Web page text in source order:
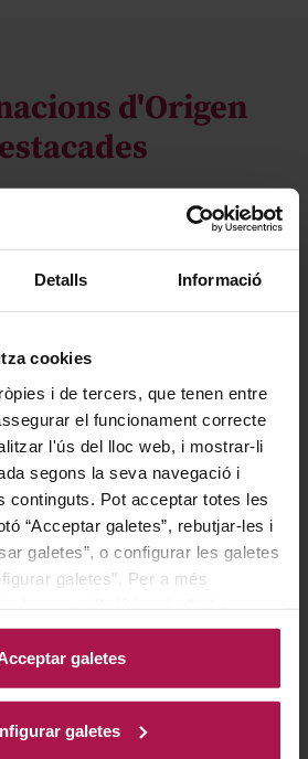
Detalls Informació
cookies
i de tercers, que tenen entre
el funcionament correcte
l'ús del lloc web, i mostrar-li
segons la seva navegació i
continguts. Pot acceptar totes les
“Acceptar galetes”, rebutjar-les i
galetes”, o configurar les galetes
galetes”. Per a més
galetes
galetes
d'Origen
DO Rueda
VEURE MÉS
DO Ribera del Duero